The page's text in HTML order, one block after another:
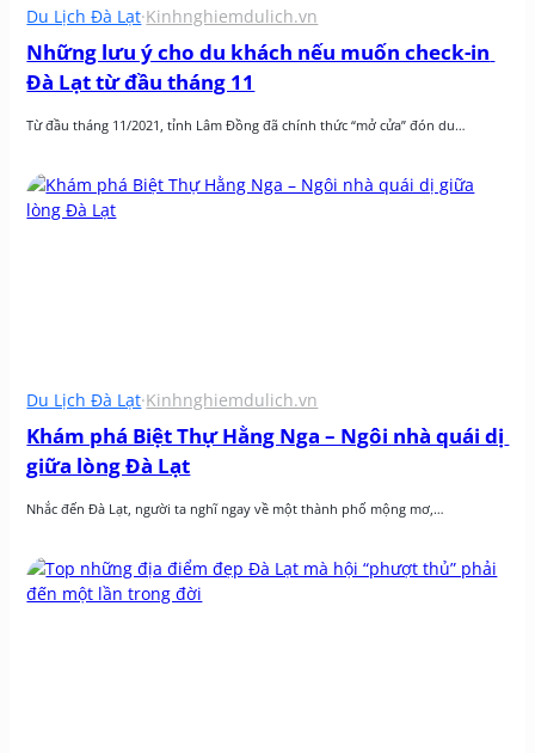
Du Lịch Đà Lạt·Kinhnghiemdulich.vn
Những lưu ý cho du khách nếu muốn check-in
Đà Lạt từ đầu tháng 11
Từ đầu tháng 11/2021, tỉnh Lâm Đồng đã chính thức “mở cửa” đón du…
Du Lịch Đà Lạt·Kinhnghiemdulich.vn
Khám phá Biệt Thự Hằng Nga – Ngôi nhà quái dị
giữa lòng Đà Lạt
Nhắc đến Đà Lạt, người ta nghĩ ngay về một thành phố mộng mơ,…